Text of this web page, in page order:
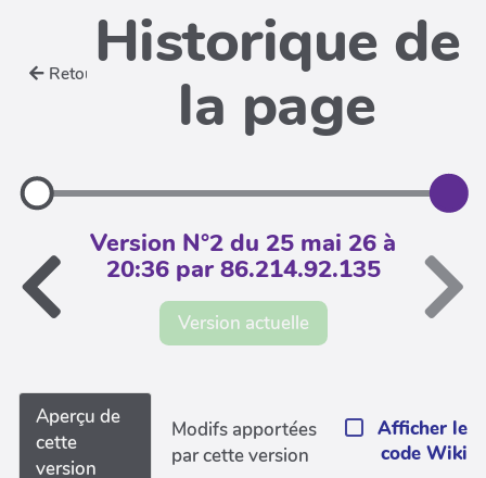
Retour Historique de
la page
Version N°2 du 25 mai 26 à
20:36 par 86.214.92.135
Version actuelle
Aperçu de
cette
version
Modifs apportées
par cette version
Afficher le
code Wiki